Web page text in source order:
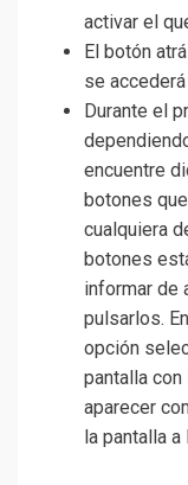
activar el
El botón
se
Durante el
encuentre
botones
cualquiera
botones
informar de
pulsarlos.
opción
pantalla
aparecer
la pantalla